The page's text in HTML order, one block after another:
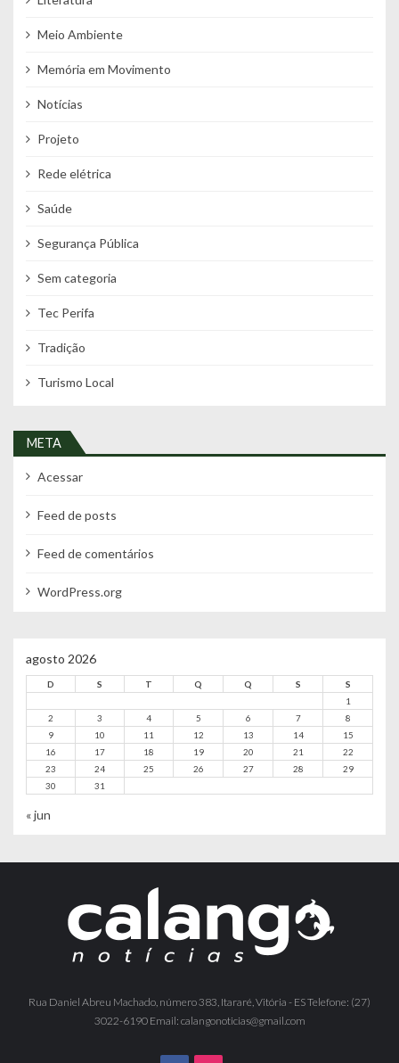
Meio Ambiente
Memória em Movimento
Notícias
Projeto
Rede elétrica
Saúde
Segurança Pública
Sem categoria
Tec Perifa
Tradição
Turismo Local
META
Acessar
Feed de posts
Feed de comentários
WordPress.org
agosto 2026
D S T Q Q S
S
1
2
3 4 5 6 7
8
9
10 11 12 13 14
15
16
17 18 19 20 21
22
23
24 25 26 27 28
29
30
31
« jun
Rua Daniel Abreu Machado, número 383, Itararé, Vitória - ES Telefone: (27)
3022-6190 Email: calangonoticias@gmail.com